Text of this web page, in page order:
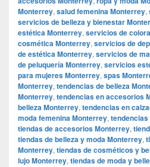
Monterrey, salud femenina Monterrey,
servicios de belleza y bienestar
estética Monterrey, servicios de
cosmética Monterrey, servicios de
de estética Monterrey, servicios de
de peluquería Monterrey, servicios
para mujeres Monterrey, spas
Monterrey, tendencias de belleza
Monterrey, tendencias en accesorios
belleza Monterrey, tendencias en
moda femenina Monterrey,
tiendas de accesorios Monterrey,
tiendas de belleza y moda Monterrey,
Monterrey, tiendas de cosméticos y
lujo Monterrey, tiendas de moda y